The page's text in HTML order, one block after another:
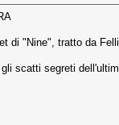
di "Nine", tratto da
scatti segreti